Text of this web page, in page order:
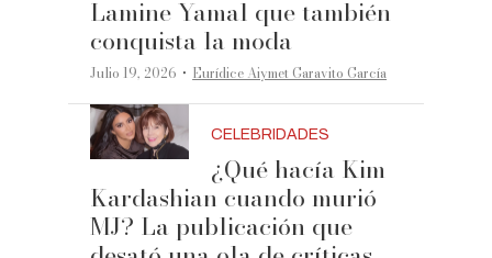
Lamine Yamal que también
conquista la moda
Julio 19, 2026 ·Eurídice Aiymet Garavito García
CELEBRIDADES
¿Qué hacía Kim
Kardashian cuando murió
MJ? La publicación que